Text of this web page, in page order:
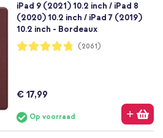
iPad 9 (2021) 10.2 inch / iPad 8
(2020) 10.2 inch / iPad 7 (2019)
10.2 inch - Bordeaux
Waardering:
95%
(2061)
€ 17,99
Op voorraad